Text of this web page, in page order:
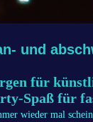
und
für
Spaß für
wieder mal